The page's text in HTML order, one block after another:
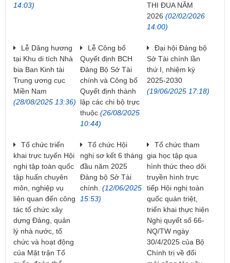
14:03)
THI ĐUA NĂM
2026 (02/02/2026
14:00)
Lễ Dâng hương
tại Khu di tích Nhà
bia Ban Kinh tài
Trung ương cục
Miền Nam
(28/08/2025 13:36)
Lễ Công bố
Quyết định BCH
Đảng Bộ Sở Tài
chính và Công bố
Quyết định thành
lập các chi bộ trực
thuộc(26/08/2025
10:44)
Đại hội Đảng bộ
Sở Tài chính lần
thứ I, nhiệm kỳ
2025-2030
(19/06/2025 17:18)
Tổ chức triển
khai trực tuyến Hội
nghị tập toàn quốc
tập huấn chuyên
môn, nghiệp vụ
liên quan đến công
tác tổ chức xây
dựng Đảng, quản
lý nhà nước, tổ
chức và hoạt động
của Mặt trận Tổ
Tổ chức Hội
nghị sơ kết 6 tháng
đầu năm 2025
Đảng bộ Sở Tài
chính. (12/06/2025
15:53)
Tổ chức tham
gia học tập qua
hình thức theo dõi
truyền hình trực
tiếp Hội nghị toàn
quốc quán triệt,
triển khai thực hiện
Nghị quyết số 66-
NQ/TW ngày
30/4/2025 của Bộ
Chính trị về đổi